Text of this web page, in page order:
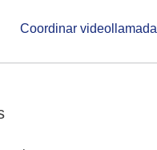
Coordinar videollamada